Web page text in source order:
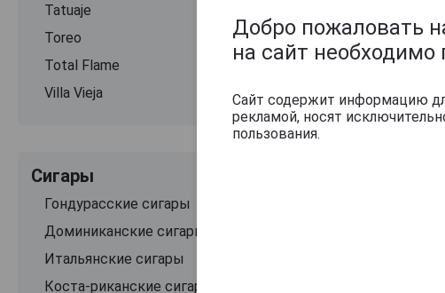
Tatuaje
Toreo
Total Flame
Villa Vieja
Сигары
Гондурасские сигары
Доминиканские сигары
Итальянские сигары
Коста-риканские сигары
Добро пожаловать
на сайт
Сайт содержит информацию
рекламой, носят
пользования.